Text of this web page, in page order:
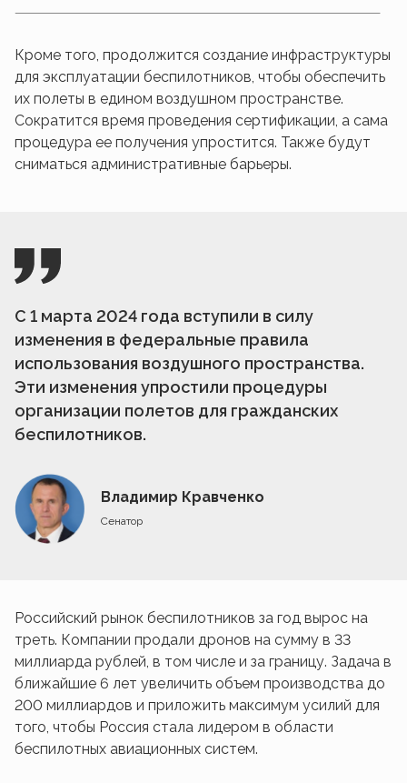
Кроме того, продолжится создание инфраструктуры
для эксплуатации беспилотников, чтобы обеспечить
их полеты в едином воздушном пространстве.
Сократится время проведения сертификации, а сама
процедура ее получения упростится. Также будут
сниматься административные барьеры.
С 1 марта 2024 года вступили в силу
изменения в федеральные правила
использования воздушного пространства.
Эти изменения упростили процедуры
организации полетов для гражданских
беспилотников.
Владимир Кравченко
Сенатор
Российский рынок беспилотников за год вырос на
треть. Компании продали дронов на сумму в 33
миллиарда рублей, в том числе и за границу. Задача в
ближайшие 6 лет увеличить объем производства до
200 миллиардов и приложить максимум усилий для
того, чтобы Россия стала лидером в области
беспилотных авиационных систем.